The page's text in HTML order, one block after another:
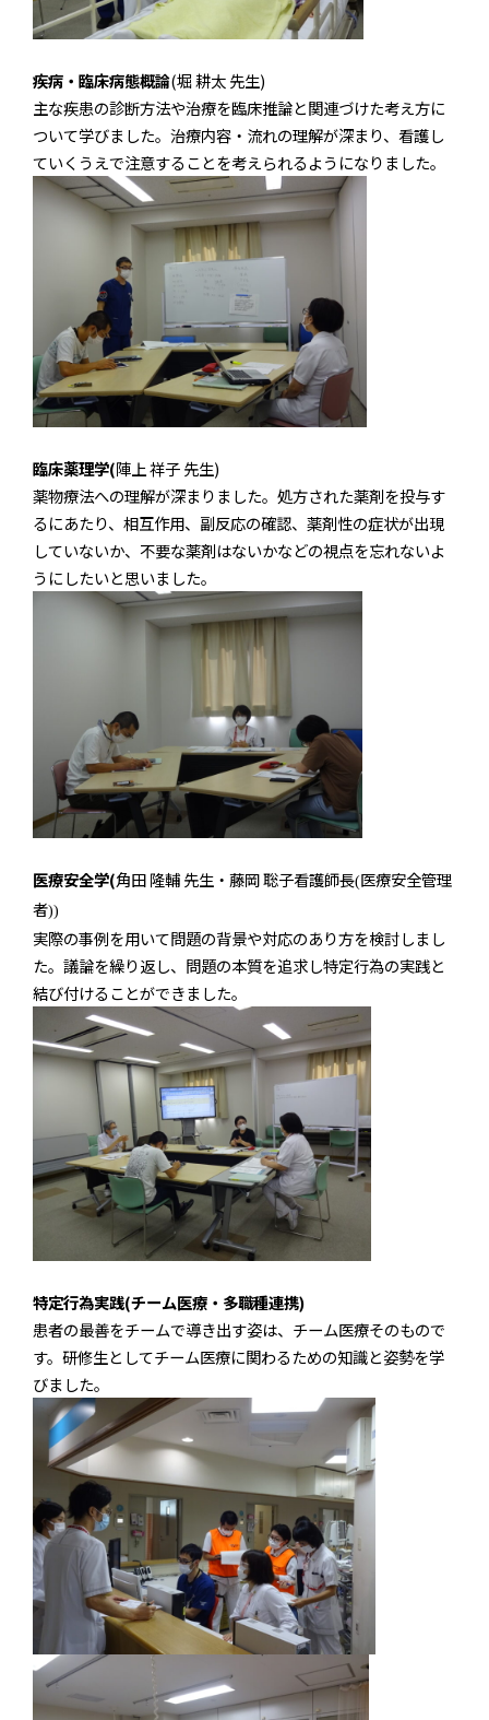
疾病・臨床病態概論(堀 耕太 先生)
主な疾患の診断方法や治療を臨床推論と関連づけた考え方に
ついて学びました。治療内容・流れの理解が深まり、看護し
ていくうえで注意することを考えられるようになりました。
臨床薬理学(陣上 祥子 先生)
薬物療法への理解が深まりました。処方された薬剤を投与す
るにあたり、相互作用、副反応の確認、薬剤性の症状が出現
していないか、不要な薬剤はないかなどの視点を忘れないよ
うにしたいと思いました。
医療安全学(角田 隆輔 先生・藤岡 聡子看護師長(医療安全管理
者))
実際の事例を用いて問題の背景や対応のあり方を検討しまし
た。議論を繰り返し、問題の本質を追求し特定行為の実践と
結び付けることができました。
特定行為実践(チーム医療・多職種連携)
患者の最善をチームで導き出す姿は、チーム医療そのもので
す。研修生としてチーム医療に関わるための知識と姿勢を学
びました。